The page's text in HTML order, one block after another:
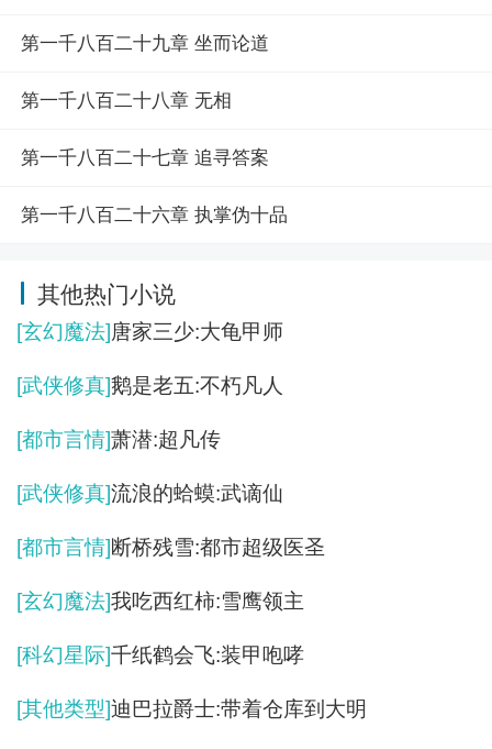
第一千八百二十九章 坐而论道
第一千八百二十八章 无相
第一千八百二十七章 追寻答案
第一千八百二十六章 执掌伪十品
其他热门小说
[玄幻魔法]唐家三少:大龟甲师
[武侠修真]鹅是老五:不朽凡人
[都市言情]萧潜:超凡传
[武侠修真]流浪的蛤蟆:武谪仙
[都市言情]断桥残雪:都市超级医圣
[玄幻魔法]我吃西红柿:雪鹰领主
[科幻星际]千纸鹤会飞:装甲咆哮
[其他类型]迪巴拉爵士:带着仓库到大明